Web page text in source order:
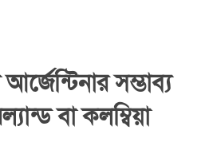
সম্ভাব্য
বা কলম্বিয়া